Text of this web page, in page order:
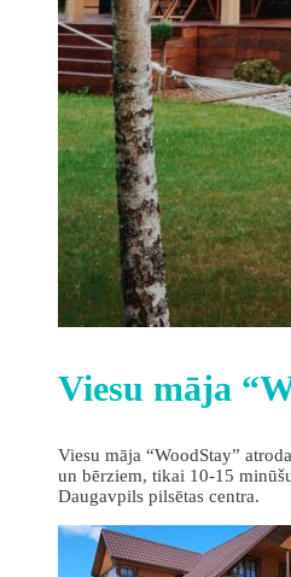
Viesu māja
Viesu māja “WoodStay”
un bērziem, tikai 10-15
Daugavpils pilsētas centra.